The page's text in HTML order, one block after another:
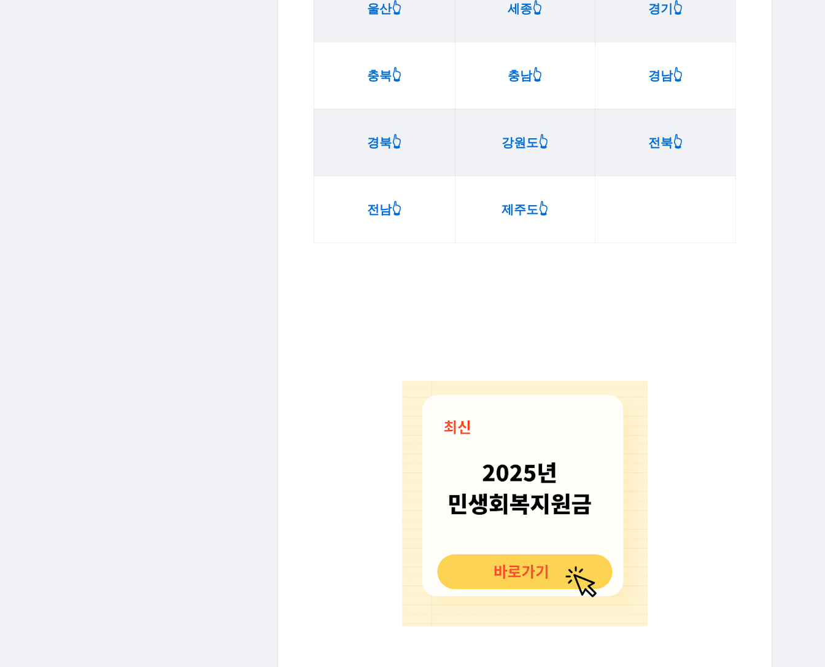
울산👆️ 세종👆️ 경기👆️
충북👆️ 충남👆️ 경남👆️
경북👆️ 강원도👆️ 전북👆️
전남👆️ 제주도👆️